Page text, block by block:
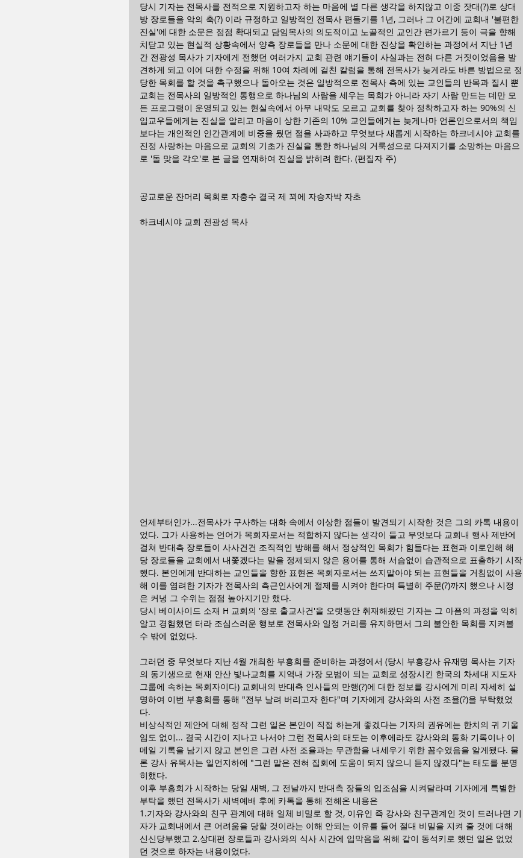
당시 기자는 전목사를 전적으로 지원하고자 하는 마음에 별 다른 생각을 하지않고 이중 잣대(?)로 상대
방 장로들을 악의 축(?) 이라 규정하고 일방적인 전목사 편들기를 1년, 그러나 그 어간에 교회내 '불편한
진실'에 대한 소문은 점점 확대되고 담임목사의 의도적이고 노골적인 교인간 편가르기 등이 극을 향해
치닫고 있는 현실적 상황속에서 양측 장로들을 만나 소문에 대한 진상을 확인하는 과정에서 지난 1년
간 전광성 목사가 기자에게 전했던 여러가지 교회 관련 얘기들이 사실과는 전혀 다른 거짓이었음을 발
견하게 되고 이에 대한 수정을 위해 10여 차례에 걸친 칼럼을 통해 전목사가 늦게라도 바른 방법으로 정
당한 목회를 할 것을 촉구했으나 돌아오는 것은 일방적으로 전목사 측에 있는 교인들의 반목과 질시 뿐
교회는 전목사의 일방적인 통행으로 하나님의 사람을 세우는 목회가 아니라 자기 사람 만드는 데만 모
든 프로그램이 운영되고 있는 현실속에서 아무 내막도 모르고 교회를 찾아 정착하고자 하는 90%의 신
입교우들에게는 진실을 알리고 마음이 상한 기존의 10% 교인들에게는 늦게나마 언론인으로서의 책임
보다는 개인적인 인간관계에 비중을 뒀던 점을 사과하고 무엇보다 새롭게 시작하는 하크네시야 교회를
진정 사랑하는 마음으로 교회의 기초가 진실을 통한 하나님의 거룩성으로 다져지기를 소망하는 마음으
로 '돌 맞을 각오'로 본 글을 연재하여 진실을 밝히려 한다. (편집자 주)
공교로운 잔머리 목회로 자충수 결국 제 꾀에 자승자박 자초
하크네시야 교회 전광성 목사
언제부터인가...전목사가 구사하는 대화 속에서 이상한 점들이 발견되기 시작한 것은 그의 카톡 내용이
었다. 그가 사용하는 언어가 목회자로서는 적합하지 않다는 생각이 들고 무엇보다 교회내 행사 제반에
걸쳐 반대측 장로들이 사사건건 조직적인 방해를 해서 정상적인 목회가 힘들다는 표현과 이로인해 해
당 장로들을 교회에서 내쫓겠다는 말을 정제되지 않은 용어를 통해 서슴없이 습관적으로 표출하기 시작
했다. 본인에게 반대하는 교인들을 향한 표현은 목회자로서는 쓰지말아야 되는 표현들을 거침없이 사용
해 이를 염려한 기자가 전목사의 측근인사에게 절제를 시켜야 한다며 특별히 주문(?)까지 했으나 시정
은 커녕 그 수위는 점점 높아지기만 했다.
당시 베이사이드 소재 H 교회의 '장로 출교사건'을 오랫동안 취재해왔던 기자는 그 아픔의 과정을 익히
알고 경험했던 터라 조심스러운 행보로 전목사와 일정 거리를 유지하면서 그의 불안한 목회를 지켜볼
수 밖에 없었다.
그러던 중 무엇보다 지난 4월 개최한 부흥회를 준비하는 과정에서 (당시 부흥강사 유재명 목사는 기자
의 동기생으로 현재 안산 빛나교회를 지역내 가장 모범이 되는 교회로 성장시킨 한국의 차세대 지도자
그룹에 속하는 목회자이다) 교회내의 반대측 인사들의 만행(?)에 대한 정보를 강사에게 미리 자세히 설
명하여 이번 부흥회를 통해 "전부 날려 버리고자 한다"며 기자에게 강사와의 사전 조율(?)을 부탁했었
다.
비상식적인 제안에 대해 정작 그런 일은 본인이 직접 하는게 좋겠다는 기자의 권유에는 한치의 귀 기울
임도 없이... 결국 시간이 지나고 나서야 그런 전목사의 태도는 이후에라도 강사와의 통화 기록이나 이
메일 기록을 남기지 않고 본인은 그런 사전 조율과는 무관함을 내세우기 위한 꼼수였음을 알게됐다. 물
론 강사 유목사는 일언지하에 "그런 말은 전혀 집회에 도움이 되지 않으니 듣지 않겠다"는 태도를 분명
히했다.
이후 부흥회가 시작하는 당일 새벽, 그 전날까지 반대측 장들의 입조심을 시켜달라며 기자에게 특별한
부탁을 했던 전목사가 새벽예배 후에 카톡을 통해 전해온 내용은
1.기자와 강사와의 친구 관계에 대해 일체 비밀로 할 것, 이유인 즉 강사와 친구관계인 것이 드러나면 기
자가 교회내에서 큰 어려움을 당할 것이라는 이해 안되는 이유를 들어 절대 비밀을 지켜 줄 것에 대해
신신당부했고 2.상대편 장로들과 강사와의 식사 시간에 입막음을 위해 같이 동석키로 했던 일은 없었
던 것으로 하자는 내용이었다.